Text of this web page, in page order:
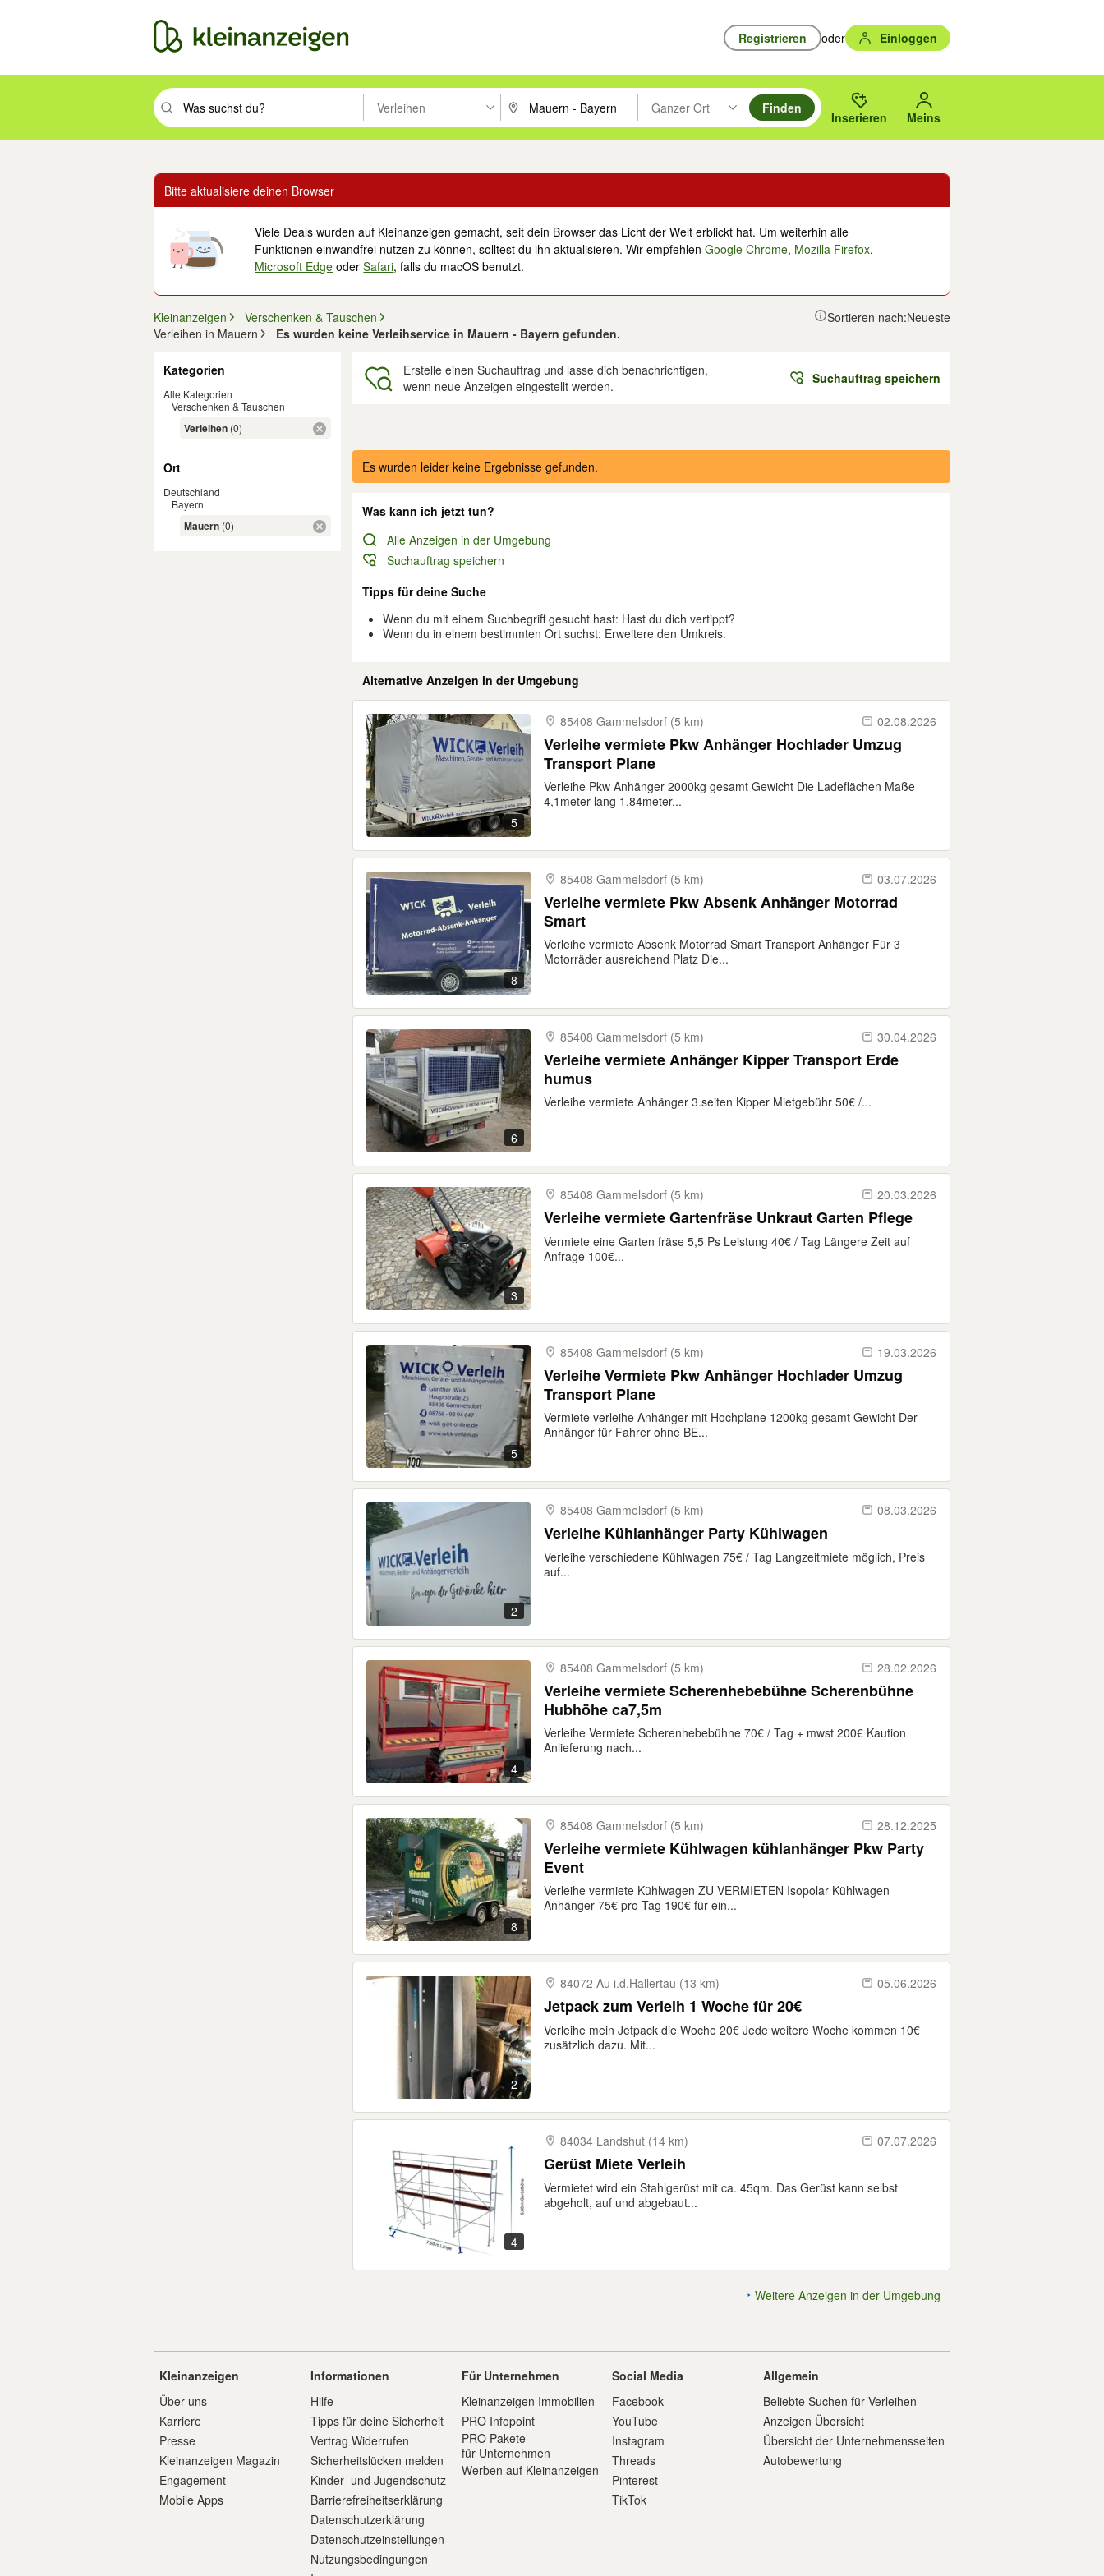
Registrieren oder Einloggen
Suchbegriff eingeben. Eingabetaste drücken um zu suchen, oder Vorschläge mit den Pfeiltasten nach oben/unten durchsuchen und mit Eingabetaste auswählen.
Verleihen PLZ oder Ort eingeben. Eingabetaste drücken um zu suchen, oder Vorschläge mit den Pfeiltasten nach oben/
Ganzer Ort
Suche im Umkreis des gewählten Orts oder PLZ.
Finden
Inserieren Meins
Bitte aktualisiere deinen Browser
Viele Deals wurden auf Kleinanzeigen gemacht, seit dein Browser das Licht der Welt erblickt hat. Um weiterhin alle
Funktionen einwandfrei nutzen zu können, solltest du ihn aktualisieren. Wir empfehlenGoogle Chrome, Mozilla Firefox,
Microsoft Edge oderSafari, falls du macOS benutzt.
Kleinanzeigen
Verschenken & Tauschen
Verleihen in Mauern
Es wurden keine Verleihservice in Mauern - Bayern gefunden.
Sortieren nach:Neueste
Kategorien
Alle Kategorien
Verschenken & Tauschen
Verleihen (0)
Ort
Deutschland
Bayern
Mauern (0)
Erstelle einen Suchauftrag und lasse dich benachrichtigen,
wenn neue Anzeigen eingestellt werden.
Suchauftrag speichern
Ergebnisse
Es wurden leider keine Ergebnisse gefunden.
Was kann ich jetzt tun?
Alle Anzeigen in der Umgebung
Suchauftrag speichern
Tipps für deine Suche
Wenn du mit einem Suchbegriff gesucht hast: Hast du dich vertippt?
Wenn du in einem bestimmten Ort suchst: Erweitere den Umkreis.
Alternative Anzeigen in der Umgebung
5
85408 Gammelsdorf (5 km) 02.08.2026
Verleihe vermiete Pkw Anhänger Hochlader Umzug
Transport Plane
Verleihe Pkw Anhänger 2000kg gesamt Gewicht Die Ladeflächen Maße
4,1meter lang 1,84meter...
8
85408 Gammelsdorf (5 km) 03.07.2026
Verleihe vermiete Pkw Absenk Anhänger Motorrad
Smart
Verleihe vermiete Absenk Motorrad Smart Transport Anhänger Für 3
Motorräder ausreichend Platz Die...
6
85408 Gammelsdorf (5 km) 30.04.2026
Verleihe vermiete Anhänger Kipper Transport Erde
humus
Verleihe vermiete Anhänger 3.seiten Kipper Mietgebühr 50€ /...
3
85408 Gammelsdorf (5 km) 20.03.2026
Verleihe vermiete Gartenfräse Unkraut Garten Pflege
Vermiete eine Garten fräse 5,5 Ps Leistung 40€ / Tag Längere Zeit auf
Anfrage 100€...
5
85408 Gammelsdorf (5 km) 19.03.2026
Verleihe Vermiete Pkw Anhänger Hochlader Umzug
Transport Plane
Vermiete verleihe Anhänger mit Hochplane 1200kg gesamt Gewicht Der
Anhänger für Fahrer ohne BE...
2
85408 Gammelsdorf (5 km) 08.03.2026
Verleihe Kühlanhänger Party Kühlwagen
Verleihe verschiedene Kühlwagen 75€ / Tag Langzeitmiete möglich, Preis
auf...
4
85408 Gammelsdorf (5 km) 28.02.2026
Verleihe vermiete Scherenhebebühne Scherenbühne
Hubhöhe ca7,5m
Verleihe Vermiete Scherenhebebühne 70€ / Tag + mwst 200€ Kaution
Anlieferung nach...
8
85408 Gammelsdorf (5 km) 28.12.2025
Verleihe vermiete Kühlwagen kühlanhänger Pkw Party
Event
Verleihe vermiete Kühlwagen ZU VERMIETEN Isopolar Kühlwagen
Anhänger 75€ pro Tag 190€ für ein...
2
84072 Au i.d.Hallertau (13 km) 05.06.2026
Jetpack zum Verleih 1 Woche für 20€
Verleihe mein Jetpack die Woche 20€ Jede weitere Woche kommen 10€
zusätzlich dazu. Mit...
4
84034 Landshut (14 km) 07.07.2026
Gerüst Miete Verleih
Vermietet wird ein Stahlgerüst mit ca. 45qm. Das Gerüst kann selbst
abgeholt, auf und abgebaut...
Weitere Anzeigen in der Umgebung
Kleinanzeigen
Über uns
Karriere
Presse
Kleinanzeigen Magazin
Engagement
Mobile Apps
Informationen
Hilfe
Tipps für deine Sicherheit
Vertrag Widerrufen
Sicherheitslücken melden
Kinder- und Jugendschutz
Barrierefreiheitserklärung
Datenschutzerklärung
Datenschutzeinstellungen
Nutzungsbedingungen
Für Unternehmen
Kleinanzeigen Immobilien
PRO Infopoint
PRO Pakete
für Unternehmen
Werben auf Kleinanzeigen
Social Media
Facebook
YouTube
Instagram
Threads
Pinterest
TikTok
Allgemein
Beliebte Suchen für Verleihen
Anzeigen Übersicht
Übersicht der Unternehmensseiten
Autobewertung